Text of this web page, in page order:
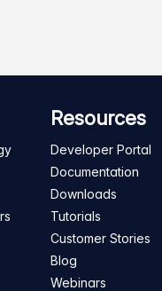
Resources
Developer Portal
Documentation
Downloads
Tutorials
Customer Stories
Blog
Webinars